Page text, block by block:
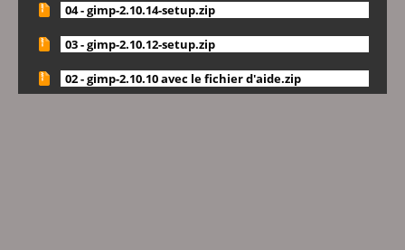
04 - gimp-2.10.14-setup.zip
03 - gimp-2.10.12-setup.zip
02 - gimp-2.10.10 avec le fichier d'aide.zip